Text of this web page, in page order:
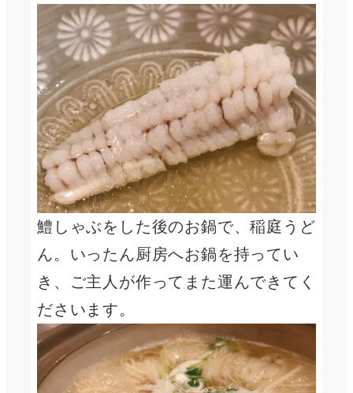
鱧しゃぶをした後のお鍋で、稲庭うど
ん。いったん厨房へお鍋を持ってい
き、ご主人が作ってまた運んできてく
ださいます。